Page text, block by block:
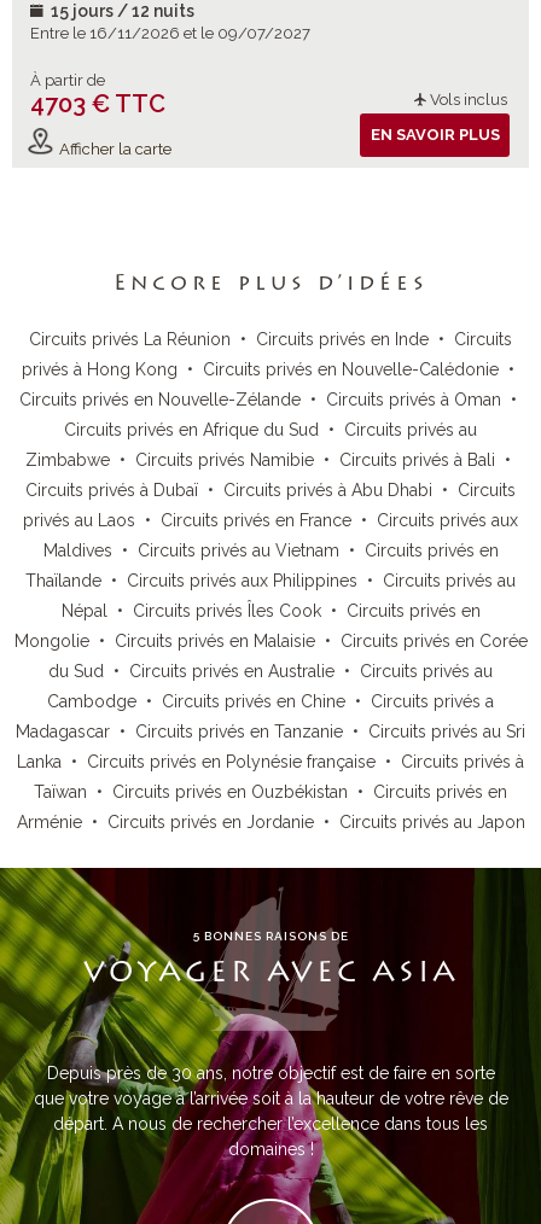
15 jours / 12 nuits
Entre le 16/11/2026 et le 09/07/2027
À partir de
4703 € TTC Vols inclus
Afficher la carte
EN SAVOIR PLUS
Encore plus d’idées
Circuits privés La Réunion • Circuits privés en Inde • Circuits
privés à Hong Kong • Circuits privés en Nouvelle-Calédonie •
Circuits privés en Nouvelle-Zélande • Circuits privés à Oman •
Circuits privés en Afrique du Sud
• Circuits privés au
Zimbabwe • Circuits privés Namibie • Circuits privés à Bali •
Circuits privés à Dubaï • Circuits privés à Abu Dhabi • Circuits
privés au Laos • Circuits privés en France • Circuits privés aux
Maldives • Circuits privés au Vietnam • Circuits privés en
Thaïlande • Circuits privés aux Philippines • Circuits privés au
Népal
• Circuits privés Îles Cook• Circuits privés en
Mongolie• Circuits privés en Malaisie• Circuits privés en Corée
du Sud
• Circuits privés en Australie • Circuits privés au
Cambodge • Circuits privés en Chine • Circuits privés a
Madagascar • Circuits privés en Tanzanie • Circuits privés au Sri
Lanka • Circuits privés en Polynésie française • Circuits privés à
Taïwan • Circuits privés en Ouzbékistan • Circuits privés en
Arménie• Circuits privés en Jordanie• Circuits privés au Japon
5 BONNES RAISONS DE
VOYAGER AVEC ASIA
Depuis près de 30 ans, notre objectif est de faire en sorte
que votre voyage à l’arrivée soit à la hauteur de votre rêve de
départ. A nous de rechercher l’excellence dans tous les
domaines !